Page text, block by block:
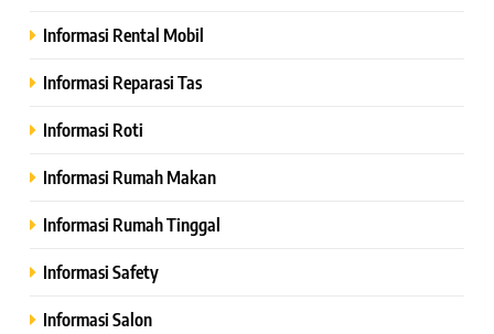
Informasi Rental Mobil
Informasi Reparasi Tas
Informasi Roti
Informasi Rumah Makan
Informasi Rumah Tinggal
Informasi Safety
Informasi Salon